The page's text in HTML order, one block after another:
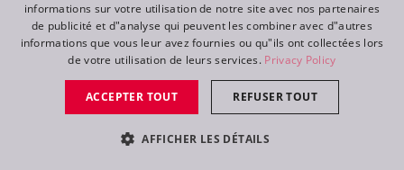
T31 Cyc™
DE
RU
informations sur votre utilisation de notre site avec nos partenaires
de publicité et d"analyse qui peuvent les combiner avec d"autres
informations que vous leur avez fournies ou qu"ils ont collectées lors
de votre utilisation de leurs services. Privacy Policy
ACCEPTER TOUT REFUSER TOUT
AFFICHER LES DÉTAILS